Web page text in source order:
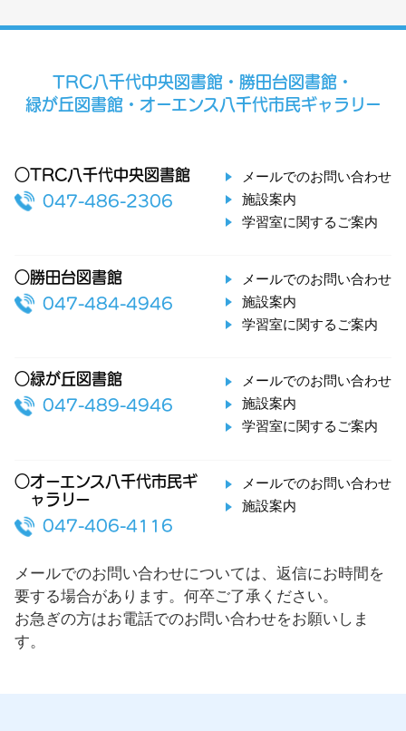
TRC八千代中央図書館・勝田台図書館・
緑が丘図書館・オーエンス八千代市民ギャラリー
○TRC八千代中央図書館
047-486-2306
メールでのお問い合わせ
施設案内
学習室に関するご案内
○勝田台図書館
047-484-4946
メールでのお問い合わせ
施設案内
学習室に関するご案内
○緑が丘図書館
047-489-4946
メールでのお問い合わせ
施設案内
学習室に関するご案内
○オーエンス八千代市民ギ
ャラリー
047-406-4116
メールでのお問い合わせ
施設案内
メールでのお問い合わせについては、返信にお時間を
要する場合があります。何卒ご了承ください。
お急ぎの方はお電話でのお問い合わせをお願いしま
す。